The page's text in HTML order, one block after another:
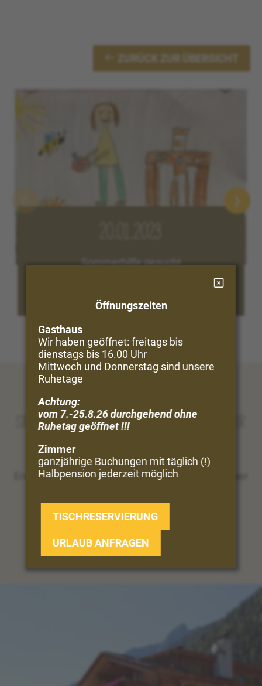
ZURÜCK ZUR ÜBERSICHT
Sommerhilfe gesucht
Sie träumen vom Urlaub in Bergen und Natur
Erwandern Sie direkt vom Hof aus die Vinschgauer
UNSERE VIELFALT
Öffnungszeiten
Gasthaus
Wir haben geöffnet: freitags bis
dienstags bis 16.00 Uhr
Mittwoch und Donnerstag sind unsere
Ruhetage
Achtung:
vom 7.-25.8.26 durchgehend ohne
Ruhetag geöffnet !!!
Zimmer
ganzjährige Buchungen mit täglich (!)
Halbpension jederzeit möglich
TISCHRESERVIERUNG
URLAUB ANFRAGEN